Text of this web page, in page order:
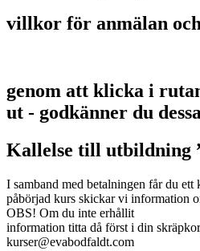
villkor för anmälan
genom att klicka i
ut - godkänner du
Kallelse till utbildning
I samband med betalningen får du
påbörjad kurs skickar vi information
OBS! Om du inte erhållit
information titta då först i din
kurser@evabodfaldt.com